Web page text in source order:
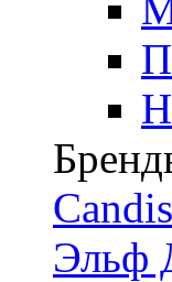
Candis
Эльф